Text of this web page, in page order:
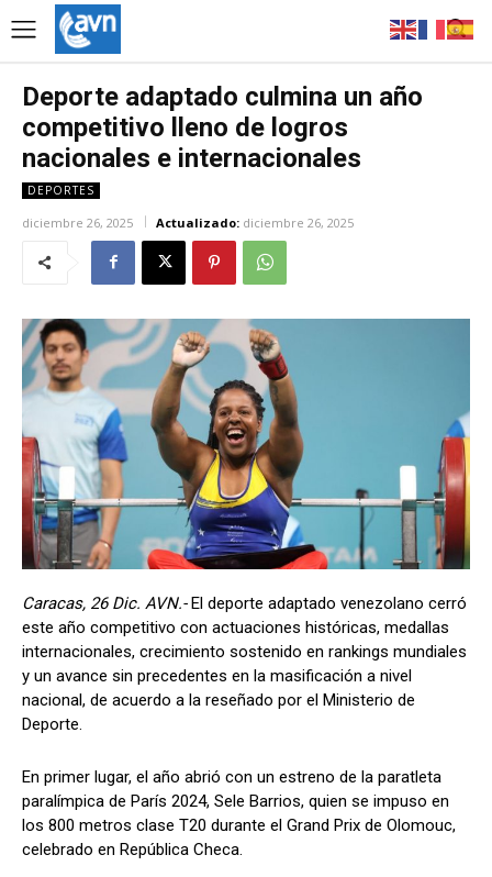
Deporte adaptado culmina un año
competitivo lleno de logros
nacionales e internacionales
DEPORTES
diciembre 26, 2025 Actualizado: diciembre 26, 2025
Caracas, 26 Dic. AVN.- El deporte adaptado venezolano cerró
este año competitivo con actuaciones históricas, medallas
internacionales, crecimiento sostenido en rankings mundiales
y un avance sin precedentes en la masificación a nivel
nacional, de acuerdo a la reseñado por el Ministerio de
Deporte.
En primer lugar, el año abrió con un estreno de la paratleta
paralímpica de París 2024, Sele Barrios, quien se impuso en
los 800 metros clase T20 durante el Grand Prix de Olomouc,
celebrado en República Checa.